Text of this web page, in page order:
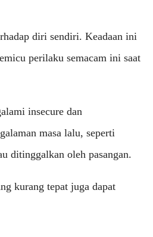
diri sendiri. Keadaan ini
perilaku semacam ini saat
insecure dan
masa lalu, seperti
ditinggalkan oleh pasangan.
kurang tepat juga dapat